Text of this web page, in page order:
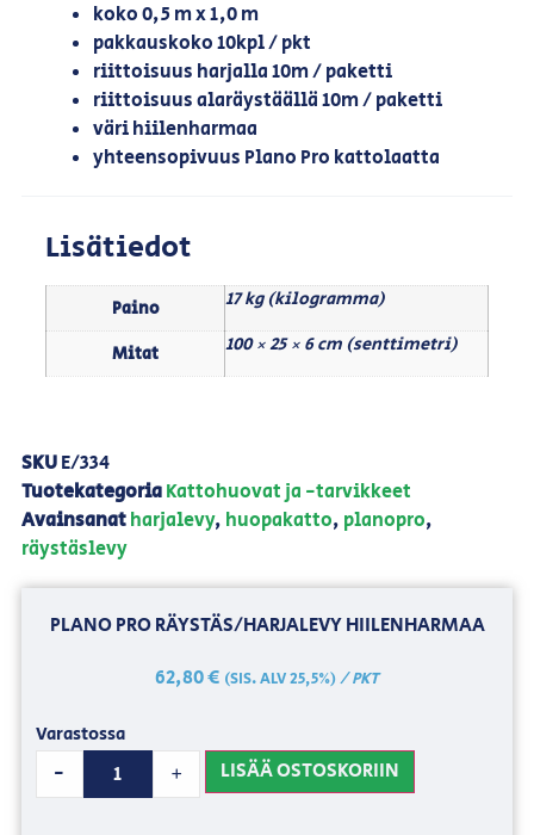
koko 0,5 m x 1,0 m
pakkauskoko 10kpl / pkt
riittoisuus harjalla 10m / paketti
riittoisuus alaräystäällä 10m / paketti
väri hiilenharmaa
yhteensopivuus Plano Pro kattolaatta
Lisätiedot
Paino 17 kg (kilogramma)
Mitat 100 × 25 × 6 cm (senttimetri)
SKUE/334
TuotekategoriaKattohuovat ja -tarvikkeet
Avainsanatharjalevy, huopakatto, planopro,
räystäslevy
PLANO PRO RÄYSTÄS/HARJALEVY HIILENHARMAA
62,80€ (SIS. ALV 25,5%)/ PKT
Varastossa
- + LISÄÄ OSTOSKORIIN